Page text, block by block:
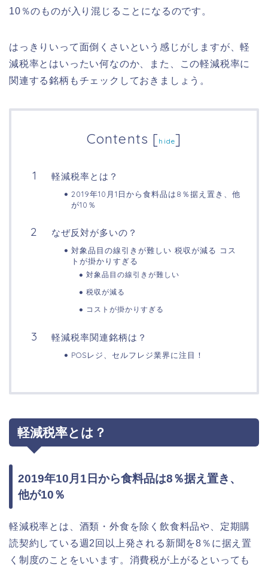
10％のものが入り混じることになるのです。
はっきりいって面倒くさいという感じがしますが、軽
減税率とはいったい何なのか、また、この軽減税率に
関連する銘柄もチェックしておきましょう。
Contents [hide]
軽減税率とは？
2019年10月1日から食料品は8％据え置き、他
が10％
なぜ反対が多いの？
対象品目の線引きが難しい 税収が減る コス
トが掛かりすぎる
対象品目の線引きが難しい
税収が減る
コストが掛かりすぎる
軽減税率関連銘柄は？
POSレジ、セルフレジ業界に注目！
軽減税率とは？
2019年10月1日から食料品は8％据え置き、
他が10％
軽減税率とは、酒類・外食を除く飲食料品や、定期購
読契約している週2回以上発される新聞を8％に据え置
く制度のことをいいます。消費税が上がるといっても